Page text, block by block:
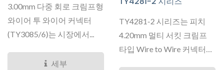
3.00mm 다중 회로 크림프형
와이어 투 와이어 커넥터
(TY3085/6)는 시장에서...
세부
TY4281-2 시리즈는 피치
4.20mm 멀티 서킷 크림프
타입 Wire to Wire 커넥터